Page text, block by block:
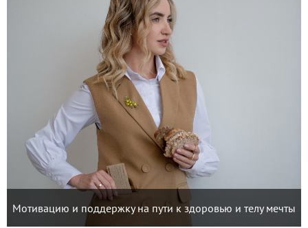
Мотивацию и поддержку на пути к здоровью и телу мечты